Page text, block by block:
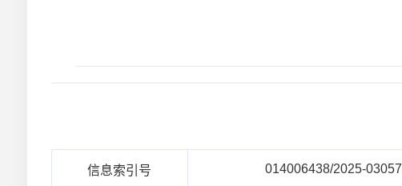
信息索引号 014006438/2025-03057